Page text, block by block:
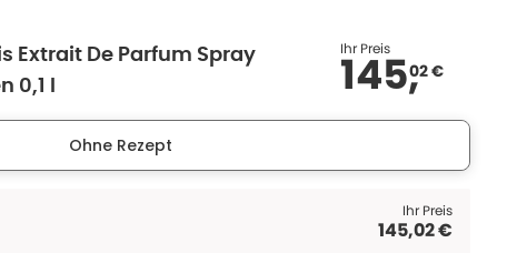
Extrait De Parfum Spray
0,1 l
Ihr Preis
145,02 €
Ohne Rezept
Ihr Preis
145,02 €